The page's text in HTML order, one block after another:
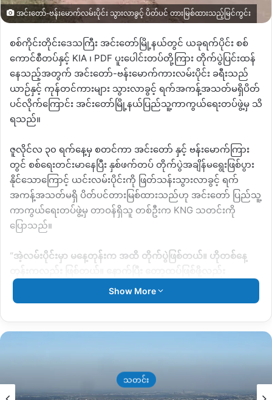
အင်းတော်-ဗန်းမောက်လမ်းပိုင်း သွားလာခွင့် ပိတ်ပင် တားမြစ်ထားသည့်‌မြင်ကွင်း
စစ်ကိုင်းတိုင်းဒေသကြီး အင်းတော်မြို့နယ်တွင် ယခုရက်ပိုင်း စစ်
ကောင်စီတပ်နှင့် KIA ၊ PDF ပူးပေါင်းတပ်တို့ကြား တိုက်ပွဲပြင်းထန်
နေသည့်အတွက် အင်းတော်-ဗန်းမောက်ကားလမ်းပိုင်း ခရီးသည်
ယာဉ်နှင့် ကုန်တင်ကားများ သွားလာခွင့် ရက်အကန့်အသတ်မရှိပိတ်
ပင်လိုက်ကြောင်း အင်းတော်မြို့နယ်ပြည်သူ့ကာကွယ်ရေးတပ်ဖွဲ့မှ သိ
ရသည်။
ဇူလိုင်လ ၃၀ ရက်နေ့မှ စတင်ကာ အင်းတော် နှင့် ဗန်းမောက်ကြား
တွင် စစ်ရေးတင်းမာနေပြီး နှစ်ဖက်တပ် တိုက်ပွဲအချိန်မရွေးဖြစ်ပွား
နိုင်သောကြောင့် ယင်းလမ်းပိုင်းကို ဖြတ်သန်းသွားလာခွင့် ရက်
အကန့်အသတ်မရှိ ပိတ်ပင်တားမြစ်ထားသည်ဟု အင်းတော် ပြည်သူ့
ကာကွယ်ရေးတပ်ဖွဲ့မှ တာဝန်ရှိသူ တစ်ဦးက KNG သတင်းကို
ပြောသည်။
“အဲ့လမ်းပိုင်းမှာ မနေ့တုန်းက အထိ တိုက်ပွဲဖြစ်တယ်။ ဟိုတစ်နေ့
အလားအလာရှိတဲ့အတွက်ကြောင့် ပြည်သူတွေကို ငဲ့ညှာနဲ့နေနဲ့
ကျွန်တော်တို့ဘက်က လုပ်ရကိုင်ရတာခက်မှာဆိုးလို့ ကျွန်တော်တို့
ကတော့ရတယ်”ဟုပြောဆိုသည်။
မှုသည် ဇူလိုင်လ ၃၀ ရက်နေ့ အင်းတော်မြို့အနီး တောတွင်းတစ်
နေရာတွင် တစ်ကြိမ်နှင့် ဇူလိုင် ၃၁ ရက်နေ့ မော်တိတ် ဒေသသက္ကယ်
Show More
သတင်း